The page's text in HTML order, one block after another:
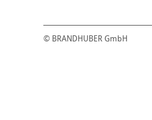
© BRANDHUBER GmbH